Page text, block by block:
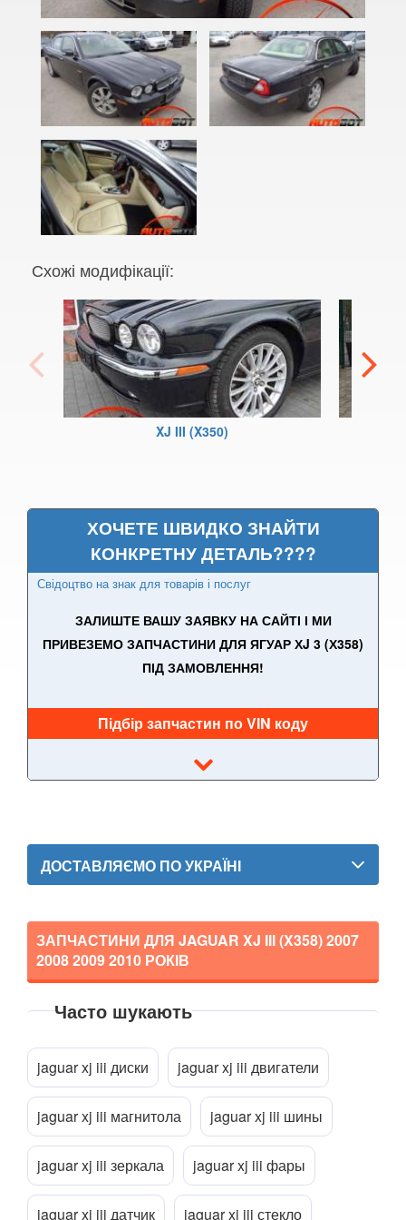
F-Type (X152)
I-Pace
S-Type (X202, X204, X206)
XE (X760)
XF I (X250)
XF II (X260)
XFR-S
XJ III (X350)
XJ III (X358)
XJ IV (X351)
X-Type (X400)
KIA
LANCIA
LAND ROVER keyboard_arrow_down
MERCEDES-BENZ keyboard_arrow_down
MINI keyboard_arrow_down
MITSUBISHI keyboard_arrow_down
NISSAN
PORSCHE
RENAULT
ROVER
SAAB
Схожі модифікації:
XJ III (X350)
ХОЧЕТЕ ШВИДКО ЗНАЙТИ
КОНКРЕТНУ ДЕТАЛЬ????
Свідоцтво на знак для товарів і послуг
ЗАЛИШТЕ ВАШУ ЗАЯВКУ НА САЙТІ І МИ
ПРИВЕЗЕМО ЗАПЧАСТИНИ ДЛЯ ЯГУАР ХJ 3 (Х358)
ПІД ЗАМОВЛЕННЯ!
Підбір запчастин по VIN коду
attach_fileПрикріпити файл
ДОСТАВЛЯЄМО ПО УКРАЇНІ
ЗАПЧАСТИНИ ДЛЯ JAGUAR XJ III (X358)2007
2008 2009 2010 РОКІВ
Часто шукають
jaguar xj iii диски jaguar xj iii двигатели
jaguar xj iii магнитола jaguar xj iii шины
jaguar xj iii зеркала jaguar xj iii фары
jaguar xj iii датчик jaguar xj iii стекло